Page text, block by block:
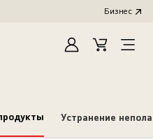
Бизнес
Cart
Open
Устранение